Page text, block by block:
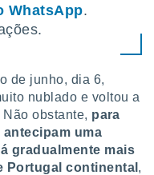
WhatsApp.
de junho, dia 6,
nublado e voltou a
obstante, para
antecipam uma
gradualmente mais
Portugal continental ,